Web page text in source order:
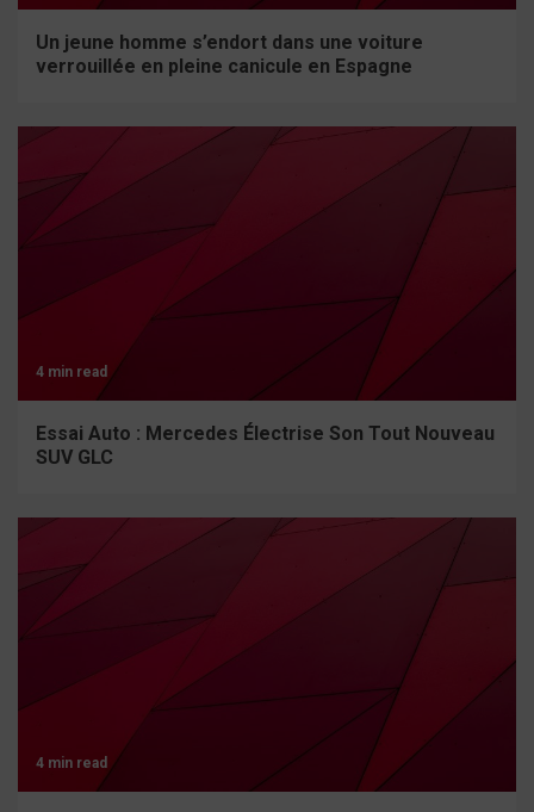
Un jeune homme s’endort dans une voiture
verrouillée en pleine canicule en Espagne
4 min read
Essai Auto : Mercedes Électrise Son Tout Nouveau
SUV GLC
4 min read